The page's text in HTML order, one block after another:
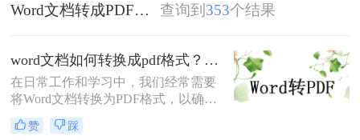
Word文档转成PDF格式，技巧资讯 查询到 353个结果
word文档如何转换成pdf格式？这3种方法，任你选择！
在日常工作和学习中，我们经常需要
将Word文档转换为PDF格式，以确保
文档的格式稳定和方便分享。
PDF（Portable Document Format）是
赞 踩